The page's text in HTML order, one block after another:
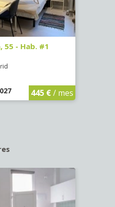
55 - Hab. #1
445 €/ mes